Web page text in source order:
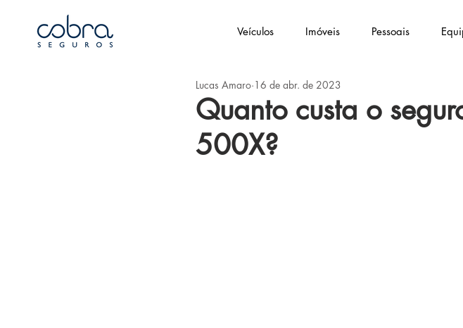
Veículos Imóveis Pessoais
Quanto custa o
500X?
Lucas Amaro 16 de abr. de 2023